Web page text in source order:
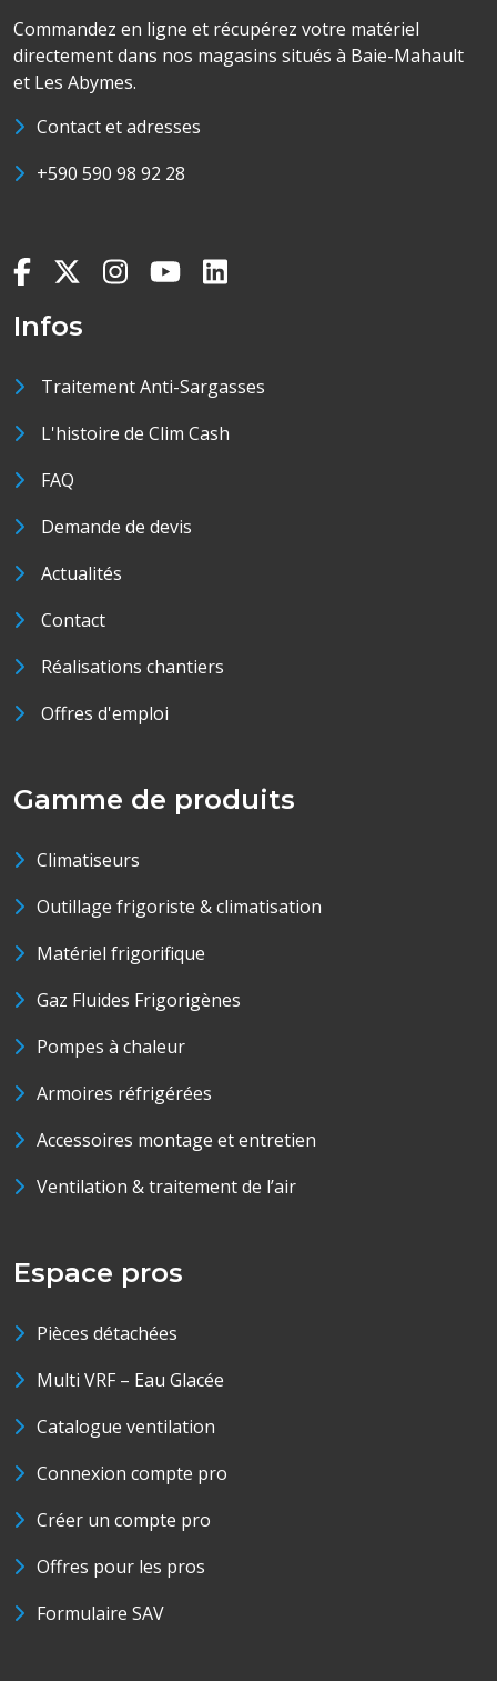
Commandez en ligne et récupérez votre matériel
directement dans nos magasins situés à Baie-Mahault
et Les Abymes.
Contact et adresses
+590 590 98 92 28
Infos
Traitement Anti-Sargasses
L'histoire de Clim Cash
FAQ
Demande de devis
Actualités
Contact
Réalisations chantiers
Offres d'emploi
Gamme de produits
Climatiseurs
Outillage frigoriste & climatisation
Matériel frigorifique
Gaz Fluides Frigorigènes
Pompes à chaleur
Armoires réfrigérées
Accessoires montage et entretien
Ventilation & traitement de l’air
Espace pros
Pièces détachées
Multi VRF – Eau Glacée
Catalogue ventilation
Connexion compte pro
Créer un compte pro
Offres pour les pros
Formulaire SAV